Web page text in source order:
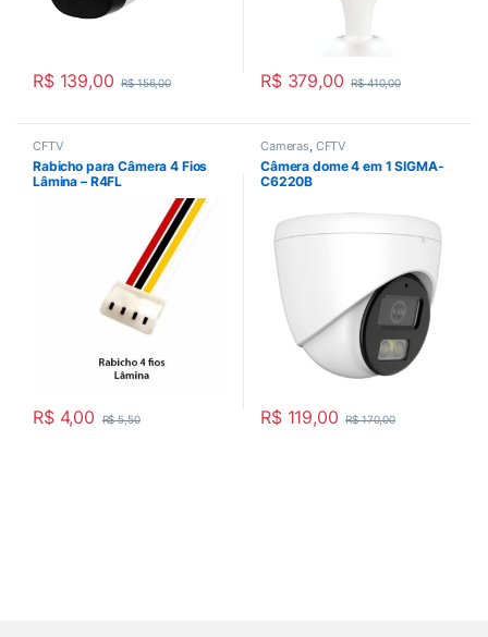
R$139,00 R$156,00 R$379,00 R$410,00
CFTV
Rabicho para Câmera 4 Fios
Lâmina – R4FL
R$4,00 R$5,50
Cameras, CFTV
Câmera dome 4 em 1 SIGMA-
C6220B
R$119,00 R$170,00